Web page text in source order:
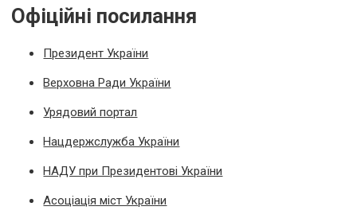
Офіційні посилання
Президент України
Верховна Ради України
Урядовий портал
Нацдержслужба України
НАДУ при Президентові України
Асоціація міст України